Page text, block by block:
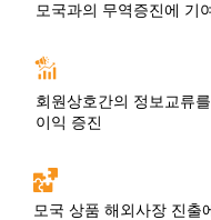
모국과의 무역증진에 기
회원상호간의 정보교류
이익 증진
모국 상품 해외사장 진출